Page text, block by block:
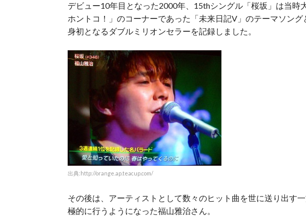
デビュー10年目となった2000年、15thシングル「桜坂」は当時
ホントコ！」のコーナーであった「未来日記V」のテーマソン
身初となるダブルミリオンセラーを記録しました。
出典:http://orange.ap.teacup.com/
その後は、アーティストとして数々のヒット曲を世に送り出す
極的に行うようになった福山雅治さん。